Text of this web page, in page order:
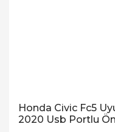
Honda Civic Fc5
2020 Usb Portlu